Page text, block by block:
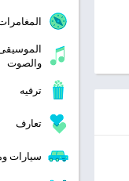
والصوت
ترفيه
تعارف
سيارات